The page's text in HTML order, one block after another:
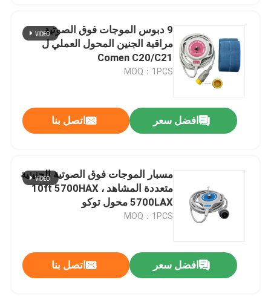
منزل
9 دبوس الموجات فوق الصوتية
مراقبة الجنين المحول العملي ل
Comen C20/C21
MOQ：1PCS
افضل سعر اتصل بنا
مسبار الموجات فوق الصوتية الجنينية
متعددة المشاهد ، 10ft 5700HAX
5700LAX محول توكو
MOQ：1PCS
افضل سعر اتصل بنا